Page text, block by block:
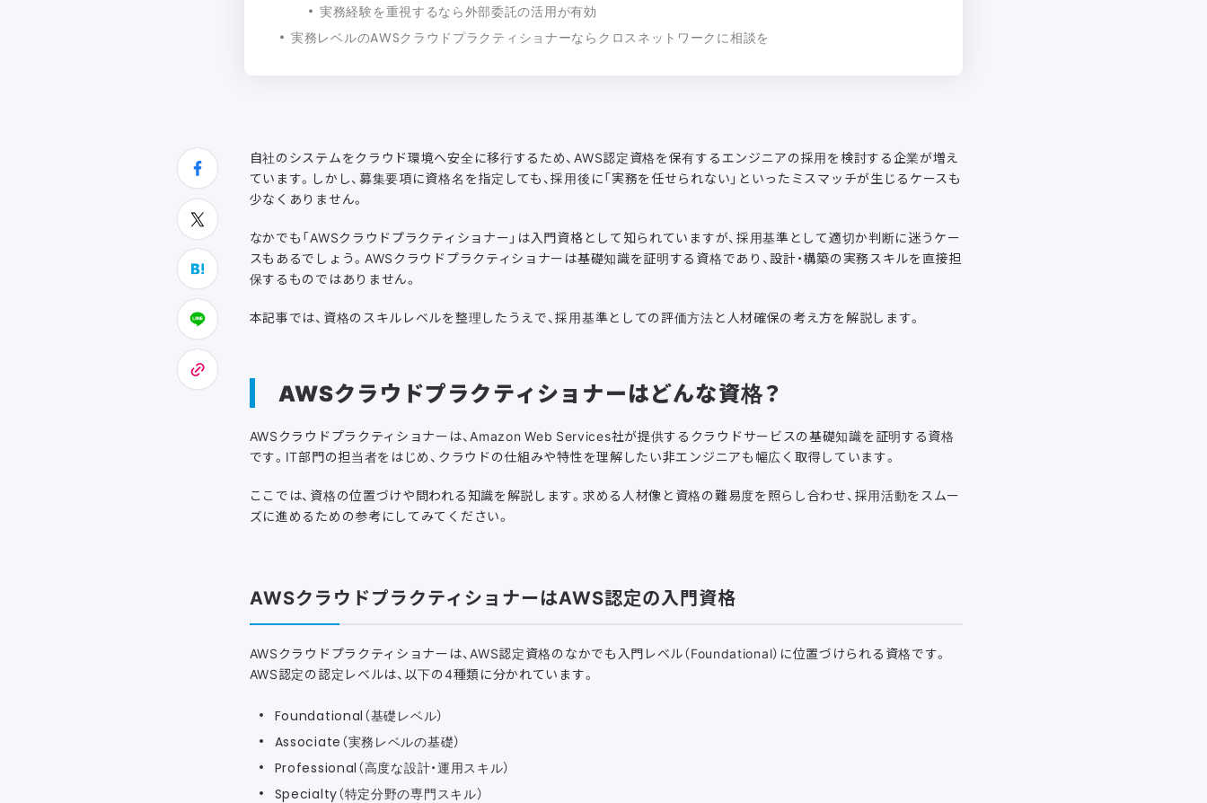
実務経験を重視するなら外部委託の活用が有効
実務レベルのAWSクラウドプラクティショナーならクロスネットワークに相談を
自社のシステムをクラウド環境へ安全に移行するため、AWS認定資格を保有するエンジニアの採用を検討する企業が増え
ています。しかし、募集要項に資格名を指定しても、採用後に「実務を任せられない」といったミスマッチが生じるケースも
少なくありません。
なかでも「AWSクラウドプラクティショナー」は入門資格として知られていますが、採用基準として適切か判断に迷うケー
スもあるでしょう。AWSクラウドプラクティショナーは基礎知識を証明する資格であり、設計・構築の実務スキルを直接担
保するものではありません。
本記事では、資格のスキルレベルを整理したうえで、採用基準としての評価方法と人材確保の考え方を解説します。
AWSクラウドプラクティショナーはどんな資格？
AWSクラウドプラクティショナーは、Amazon Web Services社が提供するクラウドサービスの基礎知識を証明する資格
です。IT部門の担当者をはじめ、クラウドの仕組みや特性を理解したい非エンジニアも幅広く取得しています。
ここでは、資格の位置づけや問われる知識を解説します。求める人材像と資格の難易度を照らし合わせ、採用活動をスムー
ズに進めるための参考にしてみてください。
AWSクラウドプラクティショナーはAWS認定の入門資格
AWSクラウドプラクティショナーは、AWS認定資格のなかでも入門レベル（Foundational）に位置づけられる資格です。
AWS認定の認定レベルは、以下の4種類に分かれています。
Foundational（基礎レベル）
Associate（実務レベルの基礎）
Professional（高度な設計・運用スキル）
Specialty（特定分野の専門スキル）